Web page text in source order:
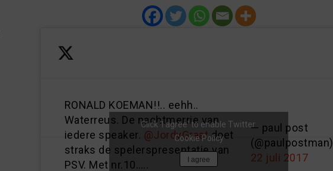
RONALD KOEMAN!!.. eehh..
Waterreus. De nachtmerrie van
iedere speaker. @JordyGraatdoet
straks de spelerspresentatie van
PSV. Met nr.10…..
— paul post
(@paulpostman)
22 juli 2017
Click 'I agree' to enable Twitter
Cookie Policy
I agree